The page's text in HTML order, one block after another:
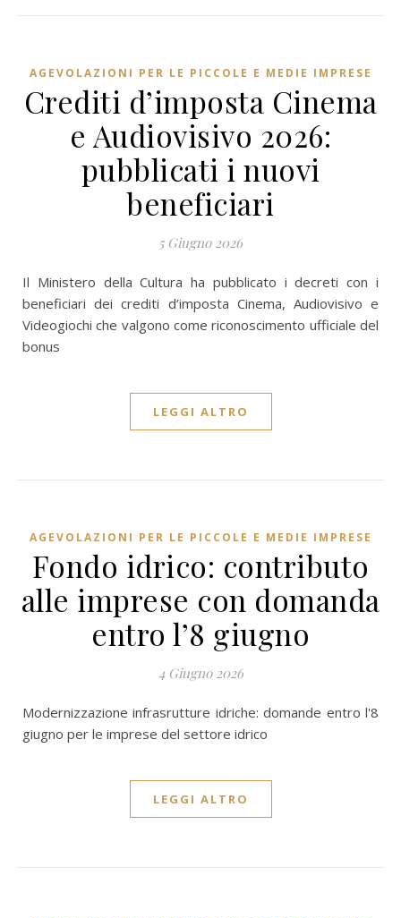
AGEVOLAZIONI PER LE PICCOLE E MEDIE IMPRESE
Crediti d’imposta Cinema
e Audiovisivo 2026:
pubblicati i nuovi
beneficiari
5 Giugno 2026
Il Ministero della Cultura ha pubblicato i decreti con i
beneficiari dei crediti d’imposta Cinema, Audiovisivo e
Videogiochi che valgono come riconoscimento ufficiale del
bonus
LEGGI ALTRO
AGEVOLAZIONI PER LE PICCOLE E MEDIE IMPRESE
Fondo idrico: contributo
alle imprese con domanda
entro l’8 giugno
4 Giugno 2026
Modernizzazione infrasrutture idriche: domande entro l'8
giugno per le imprese del settore idrico
LEGGI ALTRO